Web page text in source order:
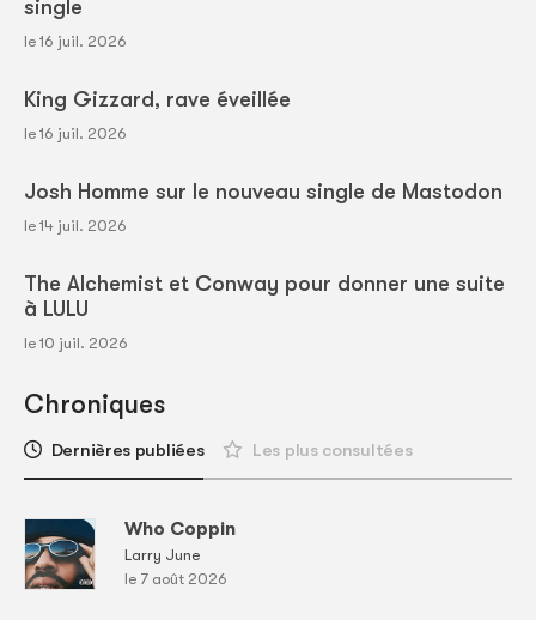
single
le 16 juil. 2026
King Gizzard, rave éveillée
le 16 juil. 2026
Josh Homme sur le nouveau single de Mastodon
le 14 juil. 2026
The Alchemist et Conway pour donner une suite
à LULU
le 10 juil. 2026
Chroniques
Dernières publiées Les plus consultées
Who Coppin
Larry June
le 7 août 2026